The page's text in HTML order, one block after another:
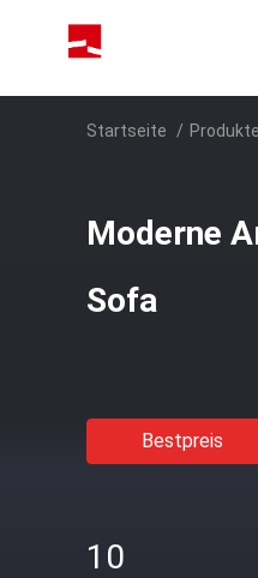
Startseite / Produkte
Moderne
Sofa
Bestpreis
10